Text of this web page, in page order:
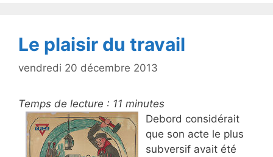
Le plaisir du travail
vendredi 20 décembre 2013
Temps de lecture : 11 minutes
Debord considérait
que son acte le plus
subversif avait été